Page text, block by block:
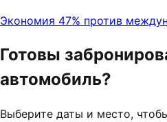
Экономия 47% против
Готовы
автомобиль?
Выберите даты и место,